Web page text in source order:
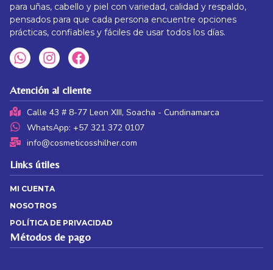
para uñas, cabello y piel con variedad, calidad y respaldo,
pensados para que cada persona encuentre opciones
prácticas, confiables y fáciles de usar todos los días.
Atención al cliente
Calle 43 # 8-77 Leon XIII, Soacha - Cundinamarca
WhatsApp: +57 321 372 0107
info@cosmeticosshilher.com
Links útiles
MI CUENTA
NOSOTROS
POLÍTICA DE PRIVACIDAD
Métodos de pago